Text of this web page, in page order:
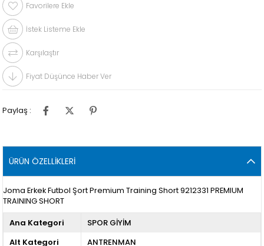
Favorilere Ekle
İstek Listeme Ekle
Karşılaştır
Fiyat Düşünce Haber Ver
Paylaş :
ÜRÜN ÖZELLIKLERI
Joma Erkek Futbol Şort Premium Training Short 9212331 PREMIUM
TRAINING SHORT
Ana Kategori
SPOR GİYİM
Alt Kategori
ANTRENMAN